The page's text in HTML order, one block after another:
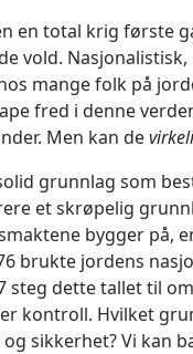
en total krig første
vold. Nasjonalistisk,
mange folk på
fred i denne
Men kan de
grunnlag som
et skrøpelig
bygger på,
brukte jordens
steg dette tallet til
kontroll. Hvilket
sikkerhet? Vi kan